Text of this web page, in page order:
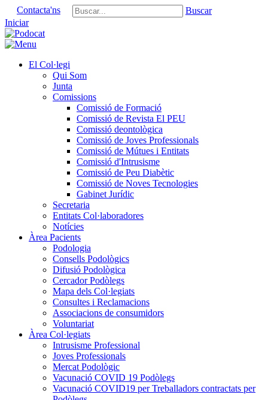
Contacta'ns
Buscar
Iniciar
El Col·legi
Qui Som
Junta
Comissions
Comissió de Formació
Comissió de Revista El PEU
Comissió deontològica
Comissió de Joves Professionals
Comissió de Mútues i Entitats
Comissió d'Intrusisme
Comissió de Peu Diabètic
Comissió de Noves Tecnologies
Gabinet Jurídic
Secretaria
Entitats Col·laboradores
Notícies
Àrea Pacients
Podologia
Consells Podològics
Difusió Podològica
Cercador Podòlegs
Mapa dels Col·legiats
Consultes i Reclamacions
Associacions de consumidors
Voluntariat
Àrea Col·legiats
Intrusisme Professional
Joves Professionals
Mercat Podològic
Vacunació COVID 19 Podòlegs
Vacunació COVID19 per Treballadors contractats per